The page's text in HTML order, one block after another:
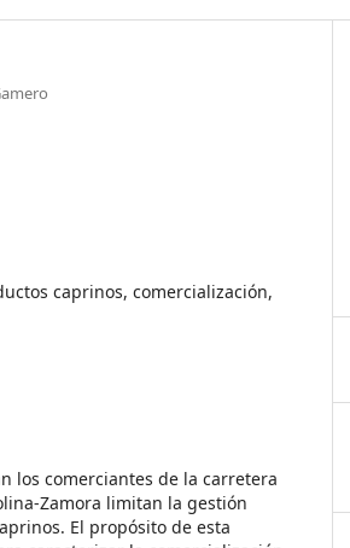
caprinos, comercialización,
los comerciantes de la carretera
Zamora limitan la gestión
El propósito de esta